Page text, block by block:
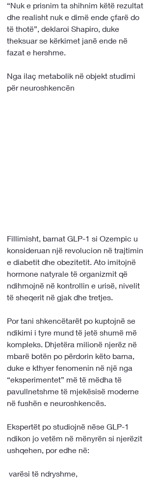
“Nuk e prisnim ta shihnim këtë rezultat
dhe realisht nuk e dimë ende çfarë do
të thotë”, deklaroi Shapiro, duke
theksuar se kërkimet janë ende në
fazat e hershme.
Nga ilaç metabolik në objekt studimi
për neuroshkencën
Fillimisht, barnat GLP-1 si Ozempic u
konsideruan një revolucion në trajtimin
e diabetit dhe obezitetit. Ato imitojnë
hormone natyrale të organizmit që
ndihmojnë në kontrollin e urisë, nivelit
të sheqerit në gjak dhe tretjes.
Por tani shkencëtarët po kuptojnë se
ndikimi i tyre mund të jetë shumë më
kompleks. Dhjetëra milionë njerëz në
mbarë botën po përdorin këto barna,
duke e kthyer fenomenin në një nga
“eksperimentet” më të mëdha të
pavullnetshme të mjekësisë moderne
në fushën e neuroshkencës.
Ekspertët po studiojnë nëse GLP-1
ndikon jo vetëm në mënyrën si njerëzit
ushqehen, por edhe në:
varësi të ndryshme,